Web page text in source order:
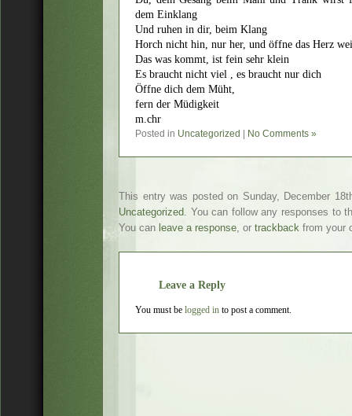
dem Einklang
Und ruhen in dir, beim Klang
Horch nicht hin, nur her, und öffne das Herz
Das was kommt, ist fein sehr klein
Es braucht nicht viel , es braucht nur dich
Öffne dich dem Müht,
fern der Müdigkeit
m.chr
Posted in Uncategorized No Comments »
This entry was posted on Sunday, December
Uncategorized. You can follow any responses to
You can leave a response, or trackback from your
Leave a Reply
You must be logged in to post a comment.